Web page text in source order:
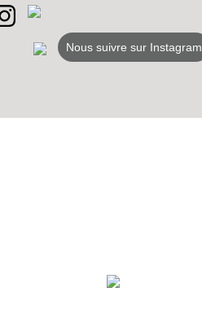
Nous suivre sur Instagram